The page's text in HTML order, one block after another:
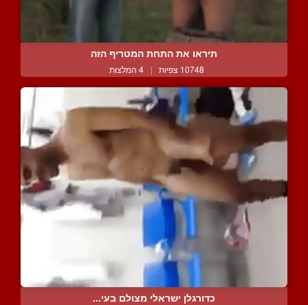
תיראו את התחת המטריף הזה
10748 צפיות | 4 המלצות
כדורגלן ישראלי מצולם בעי...